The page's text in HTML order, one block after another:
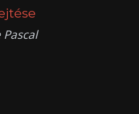
Pascal